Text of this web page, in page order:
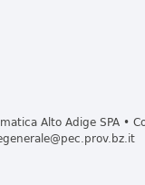
Alto Adige SPA •